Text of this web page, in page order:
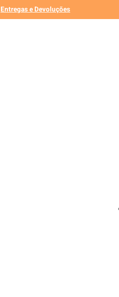
Entregas e Devoluções